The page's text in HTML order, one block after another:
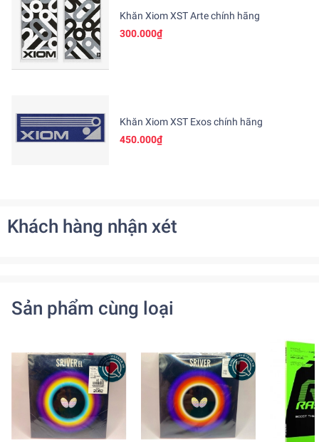
Khăn Xiom XST Arte chính hãng
300.000₫
Khăn Xiom XST Exos chính hãng
450.000₫
Khách hàng nhận xét
Sản phẩm cùng loại